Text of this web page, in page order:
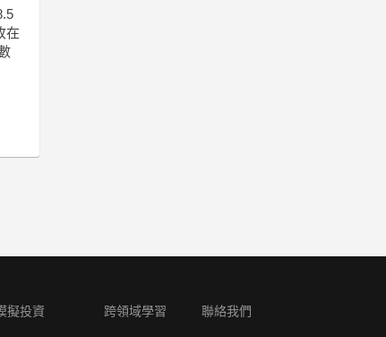
在
擬投資 跨領域學習 聯絡我們